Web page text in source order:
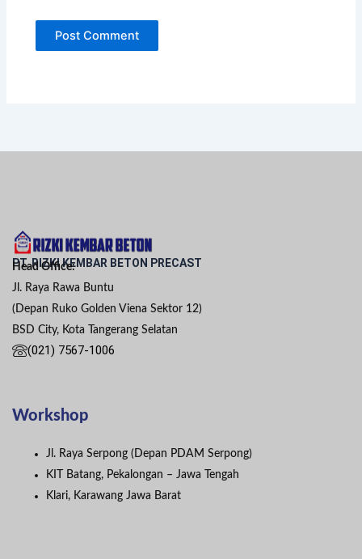
PT. RIZKI KEMBAR BETON PRECAST
Head Office:
Jl. Raya Rawa Buntu
(Depan Ruko Golden Viena Sektor 12)
BSD City, Kota Tangerang Selatan
(021) 7567-1006
Workshop
Jl. Raya Serpong (Depan PDAM Serpong)
KIT Batang, Pekalongan – Jawa Tengah
Klari, Karawang Jawa Barat